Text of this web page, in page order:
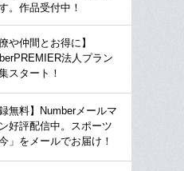
。作品受付中！
僚や仲間とお得に】
法人プラン
スタート！
録無料】Numberメールマ
好評配信中。スポーツ
」をメールでお届け！